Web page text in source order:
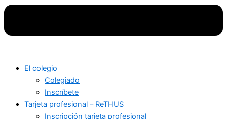
El colegio
Colegiado
Inscríbete
Tarjeta profesional – ReTHUS
Inscripción tarjeta profesional